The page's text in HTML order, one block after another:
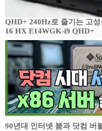
QHD+ 240Hz로 즐기는 고
16 HX E14WGK-i9 QHD+
90년대 인터넷 붐과 닷컴 버